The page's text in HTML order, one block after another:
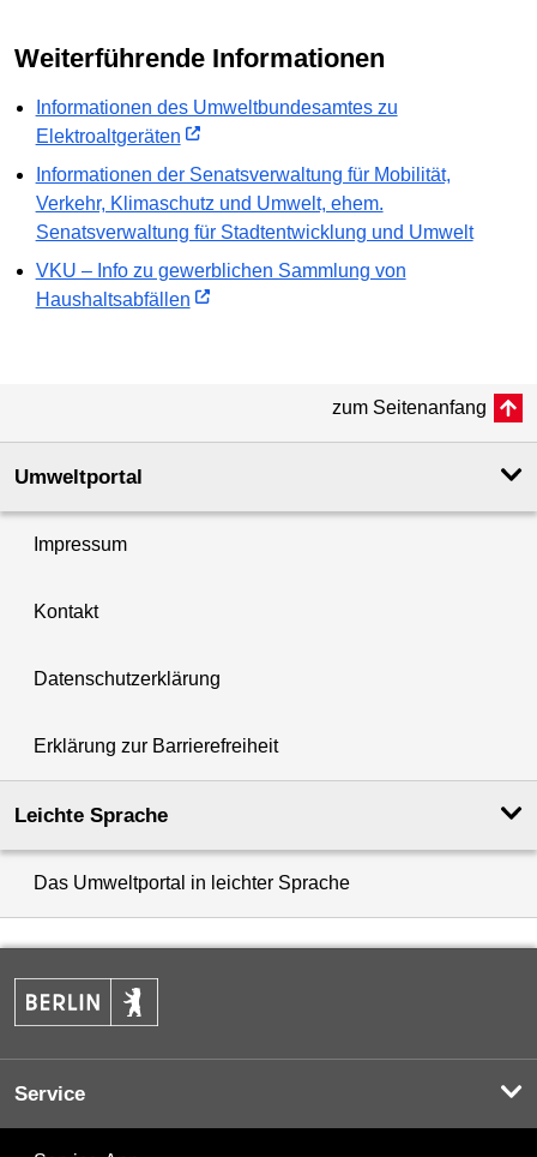
Weiterführende Informationen
Informationen des Umweltbundesamtes zu
Elektroaltgeräten
Informationen der Senatsverwaltung für Mobilität,
Verkehr, Klimaschutz und Umwelt, ehem.
Senatsverwaltung für Stadtentwicklung und Umwelt
VKU – Info zu gewerblichen Sammlung von
Haushaltsabfällen
zum Seitenanfang
Umweltportal
Impressum
Kontakt
Datenschutzerklärung
Erklärung zur Barrierefreiheit
Leichte Sprache
Das Umweltportal in leichter Sprache
Service